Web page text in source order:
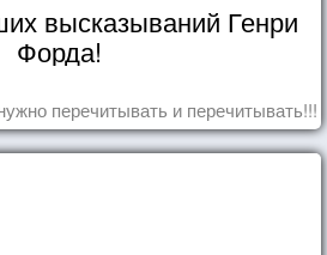
высказываний Генри
Форда!
перечитывать и перечитывать!!!